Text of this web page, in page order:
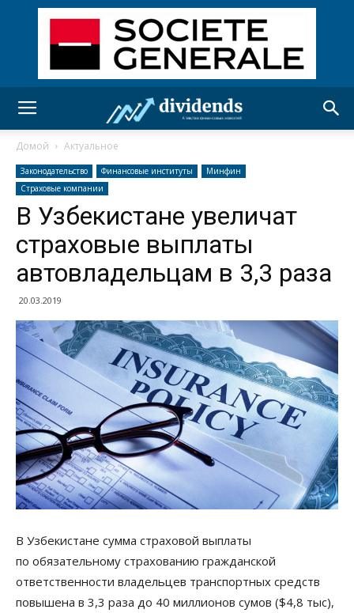
Домой Актуальное
Законодательство Финансовые институты
Минфин
Страховые компании
В Узбекистане увеличат
страховые выплаты
автовладельцам в 3,3 раза
20.03.2019
В Узбекистане сумма страховой выплаты
по обязательному страхованию гражданской
ответственности владельцев транспортных средств
повышена в 3,3 раза до 40 миллионов сумов ($4,8 тыс),